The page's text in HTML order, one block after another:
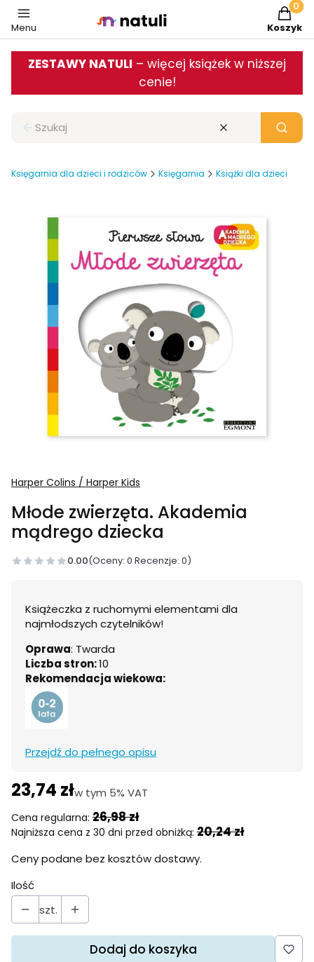
Menu Koszyk
ZESTAWY NATULI – więcej książek w niższej
cenie!
Zamknij wyszukiwarkę Wyczyść Szukaj
Księgarnia dla dzieci i rodziców Księgarnia Książki dla dzieci
Harper Colins / Harper Kids
Młode zwierzęta. Akademia
mądrego dziecka
0.00(Oceny: 0 Recenzje: 0)
Książeczka z ruchomymi elementami dla
najmłodszych czytelników!
Oprawa: Twarda
Liczba stron:10
Rekomendacja wiekowa:
Przejdź do pełnego opisu
23,74 złw tym 5% VAT
w tym 5% VAT
Cena regularna: 26,98 zł
Najniższa cena z 30 dni przed obniżką: 20,24 zł
Ceny podane bez kosztów dostawy.
Ilość
szt.
Dodaj do koszyka